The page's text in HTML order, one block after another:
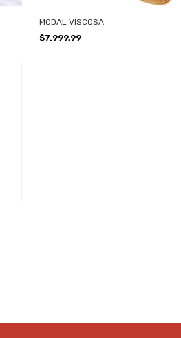
MODAL VISCOSA
$7.999,99